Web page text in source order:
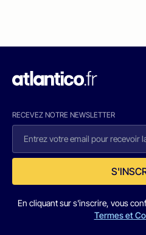
RECEVEZ NOTRE NEWSLETTER
En cliquant sur s'inscrire, vous
Termes et